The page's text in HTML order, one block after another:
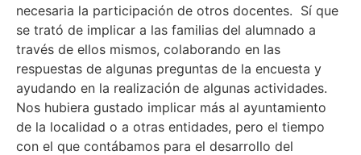
necesaria la participación de otros docentes. Sí que
se trató de implicar a las familias del alumnado a
través de ellos mismos, colaborando en las
respuestas de algunas preguntas de la encuesta y
ayudando en la realización de algunas actividades.
Nos hubiera gustado implicar más al ayuntamiento
de la localidad o a otras entidades, pero el tiempo
con el que contábamos para el desarrollo del